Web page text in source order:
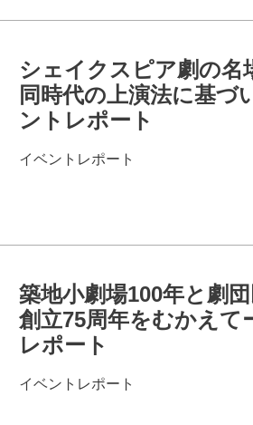
シェイクスピア劇の
同時代の上演法に基
ントレポート
イベントレポート
築地小劇場100年と劇
創立75周年をむかえて
レポート
イベントレポート